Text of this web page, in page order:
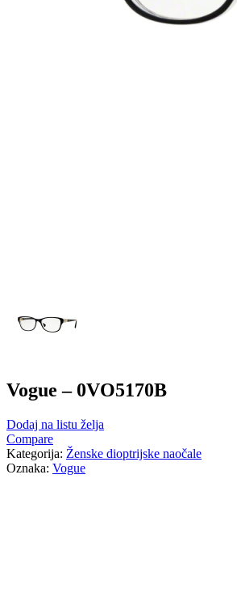
Vogue – 0VO5170B
Dodaj na listu želja
Compare
Kategorija: Ženske dioptrijske naočale
Oznaka: Vogue